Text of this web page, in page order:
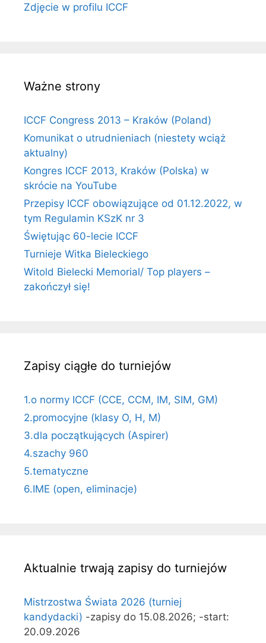
Zdjęcie w profilu ICCF
Ważne strony
ICCF Congress 2013 – Kraków (Poland)
Komunikat o utrudnieniach (niestety wciąż
aktualny)
Kongres ICCF 2013, Kraków (Polska) w
skrócie na YouTube
Przepisy ICCF obowiązujące od 01.12.2022, w
tym Regulamin KSzK nr 3
Świętując 60-lecie ICCF
Turnieje Witka Bieleckiego
Witold Bielecki Memorial/ Top players –
zakończył się!
Zapisy ciągłe do turniejów
1.o normy ICCF (CCE, CCM, IM, SIM, GM)
2.promocyjne (klasy O, H, M)
3.dla początkujących (Aspirer)
4.szachy 960
5.tematyczne
6.IME (open, eliminacje)
Aktualnie trwają zapisy do turniejów
Mistrzostwa Świata 2026 (turniej
kandydacki) -zapisy do 15.08.2026; -start:
20.09.2026